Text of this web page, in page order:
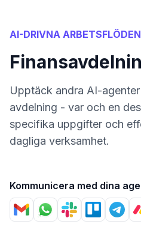
AI-DRIVNA ARBETSFLÖDEN
Upptäck andra AI-
avdelning - var och en
specifika uppgifter och
dagliga verksamhet.
Kommunicera med dina